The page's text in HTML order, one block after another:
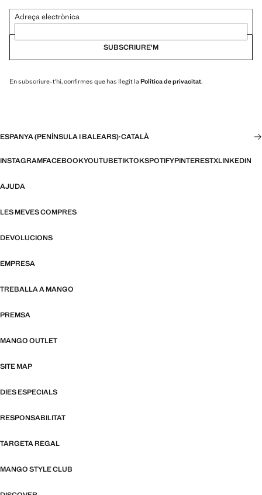
Adreça electrònica
SUBSCRIURE'M
En subscriure-t'hi, confirmes que has llegit laPolítica de privacitat.
ESPANYA (PENÍNSULA I BALEARS)·CATALÀ
INSTAGRAMFACEBOOKYOUTUBETIKTOKSPOTIFYPINTERESTXLINKEDIN
AJUDA
LES MEVES COMPRES
DEVOLUCIONS
EMPRESA
TREBALLA A MANGO
PREMSA
MANGO OUTLET
SITE MAP
DIES ESPECIALS
RESPONSABILITAT
TARGETA REGAL
MANGO STYLE CLUB